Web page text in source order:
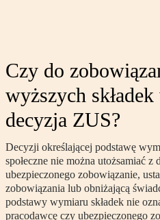
Czy do
wyższych
decyzja ZUS?
Decyzji określającej podstawę
społeczne nie można utożsamiać z
ubezpieczonego zobowiązanie,
zobowiązania lub obniżającą
podstawy wymiaru składek nie
pracodawcę czy ubezpieczonego